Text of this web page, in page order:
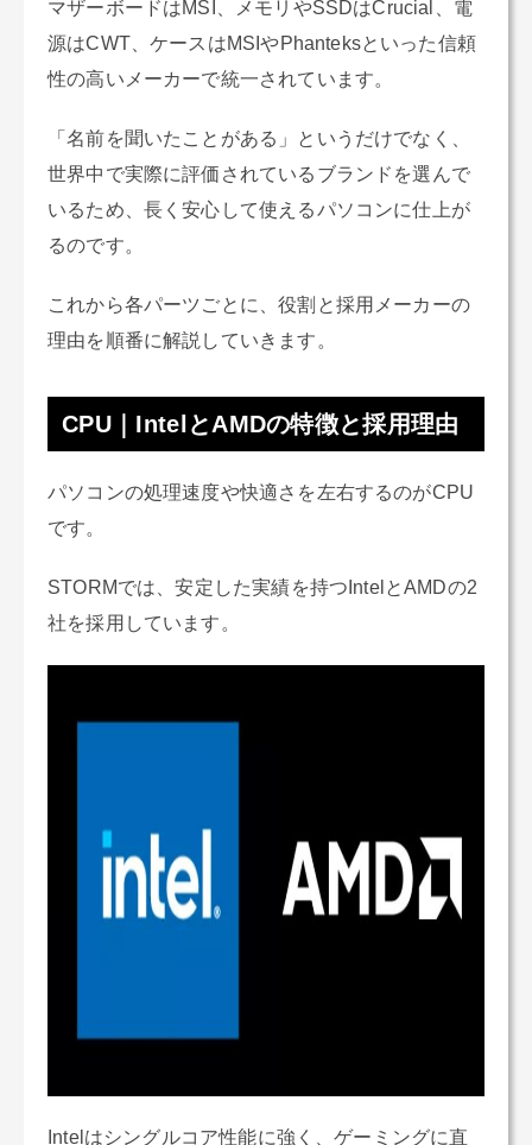
マザーボードはMSI、メモリやSSDはCrucial、電
源はCWT、ケースはMSIやPhanteksといった信頼
性の高いメーカーで統一されています。
「名前を聞いたことがある」というだけでなく、
世界中で実際に評価されているブランドを選んで
いるため、長く安心して使えるパソコンに仕上が
るのです。
これから各パーツごとに、役割と採用メーカーの
理由を順番に解説していきます。
CPU｜IntelとAMDの特徴と採用理由
パソコンの処理速度や快適さを左右するのがCPU
です。
STORMでは、安定した実績を持つIntelとAMDの2
社を採用しています。
Intelはシングルコア性能に強く、ゲーミングに直